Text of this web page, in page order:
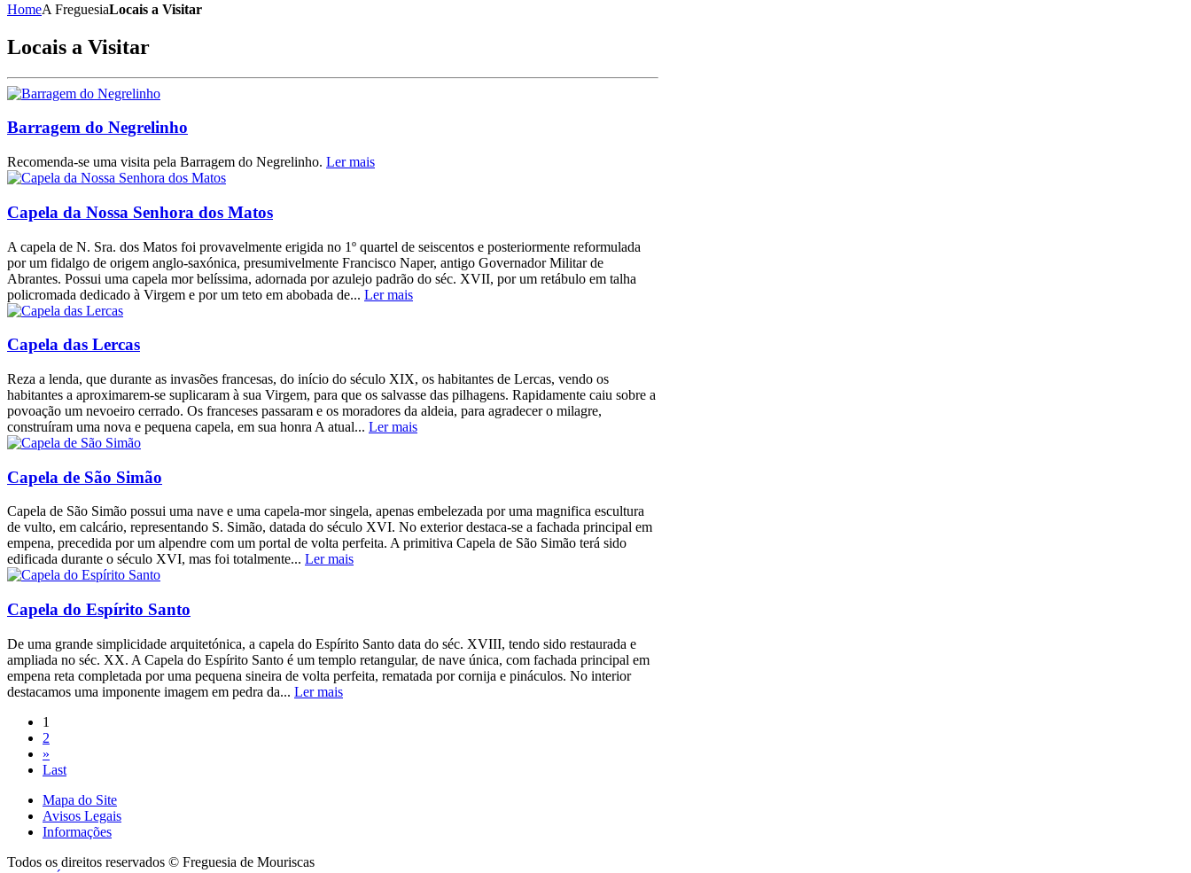
HomeA FreguesiaLocais a Visitar
Locais a Visitar
Barragem do Negrelinho
Recomenda-se uma visita pela Barragem do Negrelinho. Ler mais
Capela da Nossa Senhora dos Matos
A capela de N. Sra. dos Matos foi provavelmente erigida no 1º quartel de seiscentos e posteriormente reformulada
por um fidalgo de origem anglo-saxónica, presumivelmente Francisco Naper, antigo Governador Militar de
Abrantes. Possui uma capela mor belíssima, adornada por azulejo padrão do séc. XVII, por um retábulo em talha
policromada dedicado à Virgem e por um teto em abobada de... Ler mais
Capela das Lercas
Reza a lenda, que durante as invasões francesas, do início do século XIX, os habitantes de Lercas, vendo os
habitantes a aproximarem-se suplicaram à sua Virgem, para que os salvasse das pilhagens. Rapidamente caiu sobre a
povoação um nevoeiro cerrado. Os franceses passaram e os moradores da aldeia, para agradecer o milagre,
construíram uma nova e pequena capela, em sua honra A atual... Ler mais
Capela de São Simão
Capela de São Simão possui uma nave e uma capela-mor singela, apenas embelezada por uma magnifica escultura
de vulto, em calcário, representando S. Simão, datada do século XVI. No exterior destaca-se a fachada principal em
empena, precedida por um alpendre com um portal de volta perfeita. A primitiva Capela de São Simão terá sido
edificada durante o século XVI, mas foi totalmente... Ler mais
Capela do Espírito Santo
De uma grande simplicidade arquitetónica, a capela do Espírito Santo data do séc. XVIII, tendo sido restaurada e
ampliada no séc. XX. A Capela do Espírito Santo é um templo retangular, de nave única, com fachada principal em
empena reta completada por uma pequena sineira de volta perfeita, rematada por cornija e pináculos. No interior
destacamos uma imponente imagem em pedra da... Ler mais
1
2
»
Last
Mapa do Site
Avisos Legais
Informações
Todos os direitos reservados © Freguesia de Mouriscas